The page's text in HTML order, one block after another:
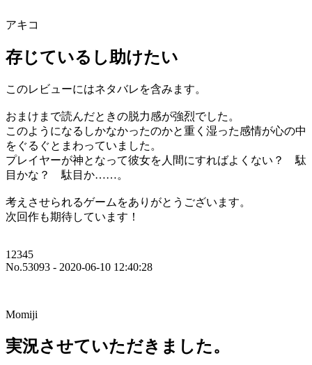
アキコ
存じているし助けたい
このレビューにはネタバレを含みます。
おまけまで読んだときの脱力感が強烈でした。
このようになるしかなかったのかと重く湿った感情が心の中
をぐるぐとまわっていました。
プレイヤーが神となって彼女を人間にすればよくない？ 駄
目かな？ 駄目か……。
考えさせられるゲームをありがとうございます。
次回作も期待しています！
12345
No.53093 - 2020-06-10 12:40:28
Momiji
実況させていただきました。